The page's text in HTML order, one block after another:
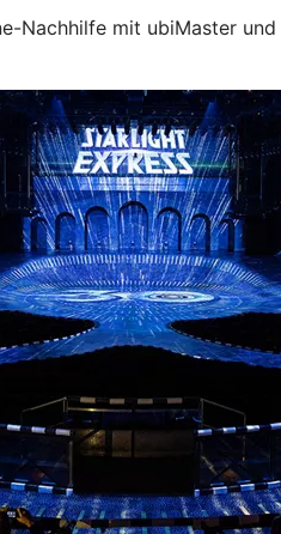
Nachhilfe mit ubiMaster und